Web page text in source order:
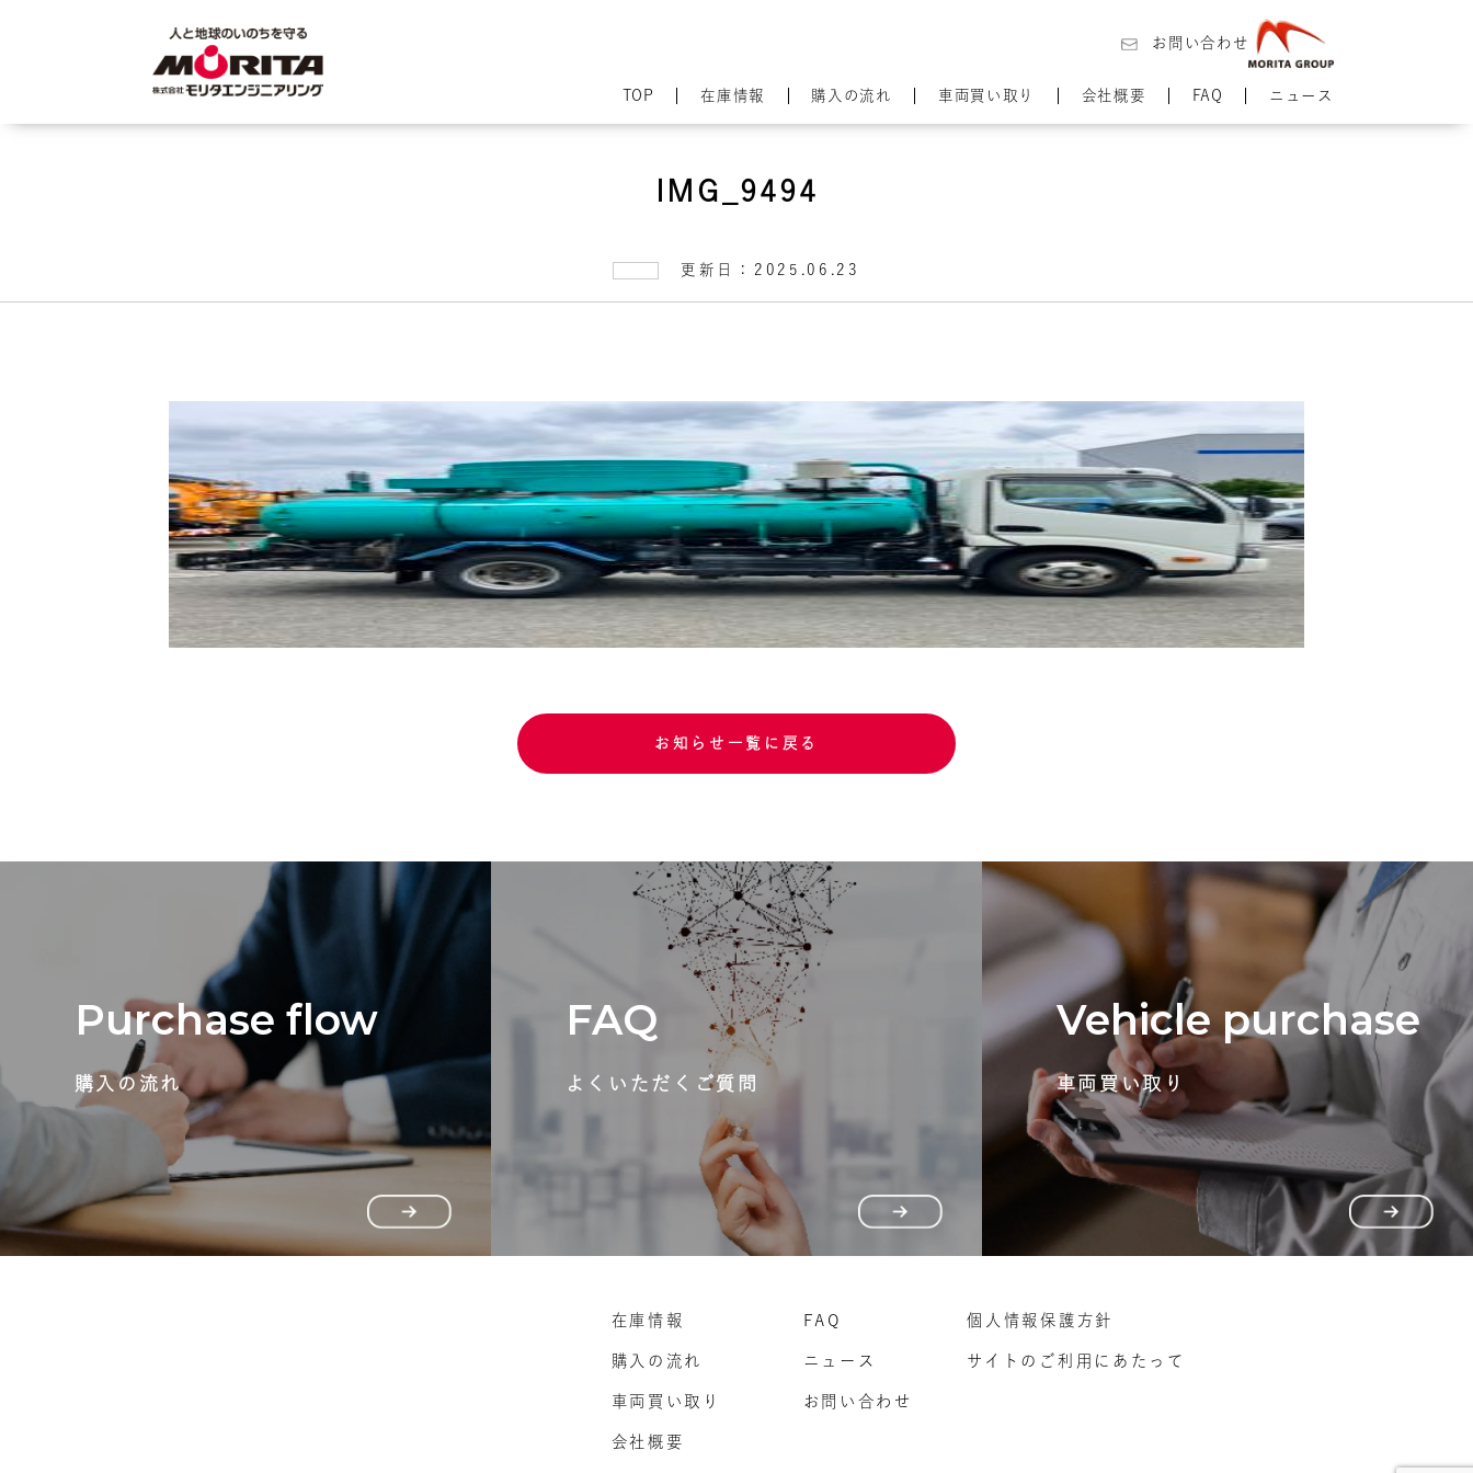
お問い合わせ
TOP 在庫情報 購入の流れ 車両買い取り 会社概要 FAQ ニュース
IMG_9494
更新日：2025.06.23
お知らせ一覧に戻る
Purchase flow
購入の流れ
FAQ
よくいただくご質問
Vehicle purchase
車両買い取り
在庫情報
購入の流れ
車両買い取り
会社概要
FAQ
ニュース
お問い合わせ
個人情報保護方針
サイトのご利用にあたって